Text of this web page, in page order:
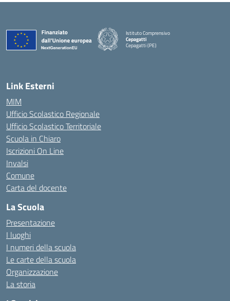
Istituto Comprensivo
Cepagatti
Cepagatti (PE)
— Visita la pagina iniziale della scuola
Link Esterni
MIM
Ufficio Scolastico Regionale
Ufficio Scolastico Territoriale
Scuola in Chiaro
Iscrizioni On Line
Invalsi
Comune
Carta del docente
La Scuola
Presentazione
I luoghi
I numeri della scuola
Le carte della scuola
Organizzazione
La storia